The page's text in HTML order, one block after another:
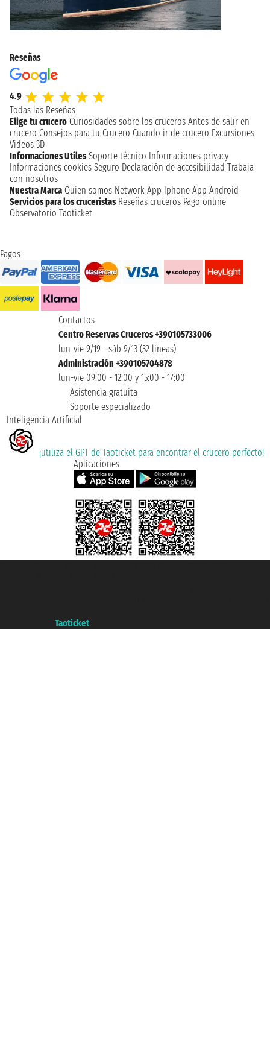
Reseñas
4.9
Todas las Reseñas
Elige tu crucero Curiosidades sobre los cruceros Antes de salir en
crucero Consejos para tu Crucero Cuando ir de crucero Excursiones
Videos 3D
Informaciones Utiles Soporte técnico Informaciones privacy
Informaciones cookies Seguro Declaración de accesibilidad Trabaja
con nosotros
Nuestra Marca Quien somos Network App Iphone App Android
Servicios para los cruceristas Reseñas cruceros Pago online
Observatorio Taoticket
Pagos
Contactos
Centro Reservas Cruceros +390105733006
lun-vie 9/19 - sáb 9/13 (32 lineas)
Administración +390105704878
lun-vie 09:00 - 12:00 y 15:00 - 17:00
Asistencia gratuita
Soporte especializado
Inteligencia Artificial
¡utiliza el GPT de Taoticket para encontrar el crucero perfecto!
Aplicaciones
Taoticket